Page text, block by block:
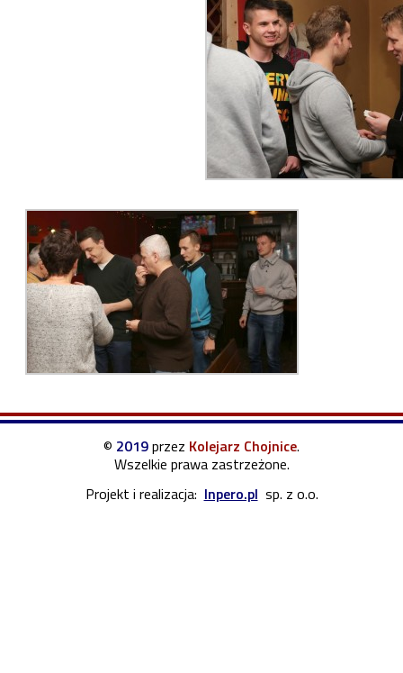
© 2019przez Kolejarz Chojnice.
Wszelkie prawa zastrzeżone.
Projekt i realizacja: Inpero.pl sp. z o.o.